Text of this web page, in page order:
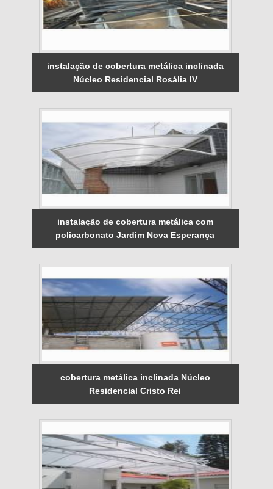
instalação de cobertura metálica inclinada
Núcleo Residencial Rosália IV
instalação de cobertura metálica com
policarbonato Jardim Nova Esperança
cobertura metálica inclinada Núcleo
Residencial Cristo Rei